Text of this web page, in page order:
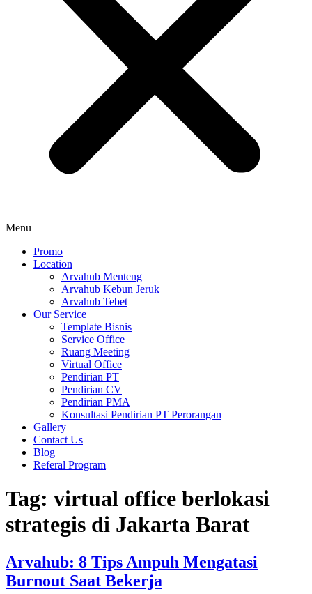
Menu
Promo
Location
Arvahub Menteng
Arvahub Kebun Jeruk
Arvahub Tebet
Our Service
Template Bisnis
Service Office
Ruang Meeting
Virtual Office
Pendirian PT
Pendirian CV
Pendirian PMA
Konsultasi Pendirian PT Perorangan
Gallery
Contact Us
Blog
Referal Program
Tag: virtual office berlokasi
strategis di Jakarta Barat
Arvahub: 8 Tips Ampuh Mengatasi
Burnout Saat Bekerja